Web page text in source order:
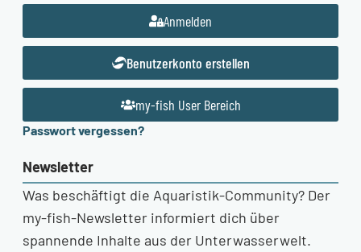
Anmelden
Benutzerkonto erstellen
my-fish User Bereich
Passwort vergessen?
Newsletter
Was beschäftigt die Aquaristik-Community? Der
my-fish-Newsletter informiert dich über
spannende Inhalte aus der Unterwasserwelt.